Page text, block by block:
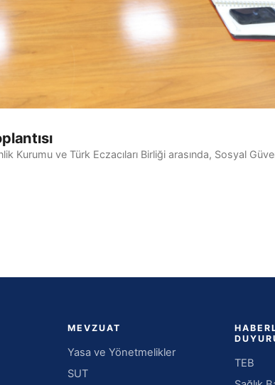
Kurumu ve Türk Eczacıları Birliği arasında, Sosyal
MEVZUAT
Yasa ve Yönetmelikler
SUT
TEB